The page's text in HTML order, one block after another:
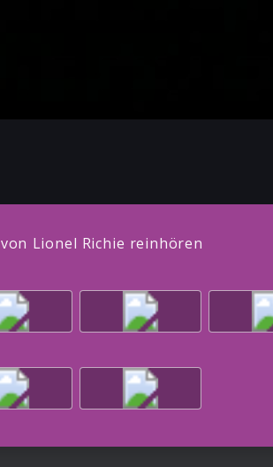
von Lionel Richie reinhören